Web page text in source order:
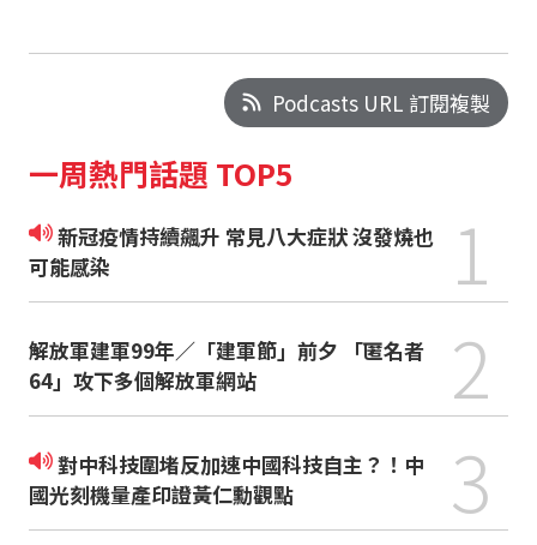
Podcasts URL 訂閱複製
一周熱門話題 TOP5
新冠疫情持續飆升 常見八大症狀 沒發燒也
可能感染
1
解放軍建軍99年／「建軍節」前夕 「匿名者
64」攻下多個解放軍網站
2
對中科技圍堵反加速中國科技自主？！中
國光刻機量產印證黃仁勳觀點
3